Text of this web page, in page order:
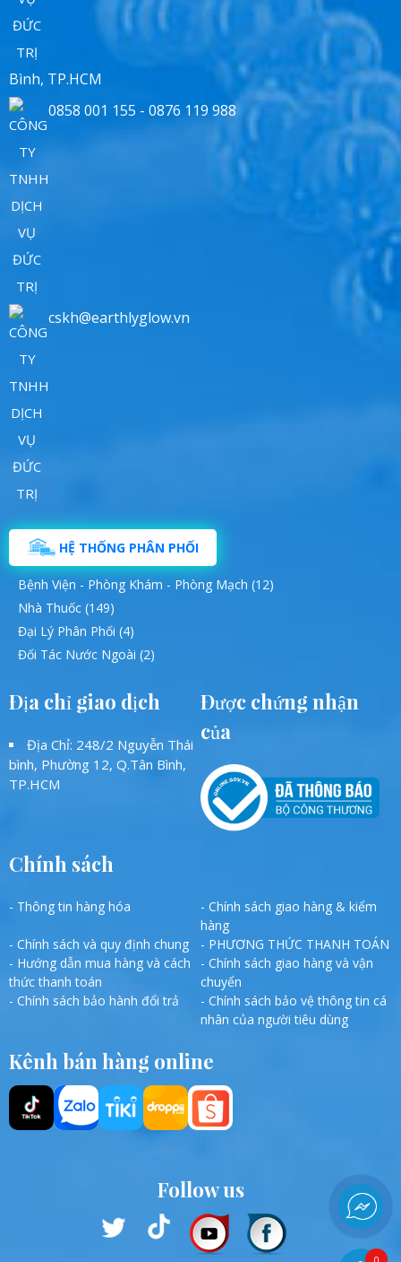
Bình, TP.HCM
0858 001 155 - 0876 119 988
cskh@earthlyglow.vn
HỆ THỐNG PHÂN PHỐI
Bệnh Viện - Phòng Khám - Phòng Mạch (12)
Nhà Thuốc (149)
Đại Lý Phân Phối (4)
Đối Tác Nước Ngoài (2)
Địa chỉ giao dịch
Địa Chỉ: 248/2 Nguyễn Thái
bình, Phường 12, Q.Tân Bình,
TP.HCM
Được chứng nhận
của
Chính sách
- Thông tin hàng hóa
- Chính sách giao hàng & kiểm
hàng
- Chính sách và quy định chung
- PHƯƠNG THỨC THANH TOÁN
- Hướng dẫn mua hàng và cách
thức thanh toán
- Chính sách giao hàng và vận
chuyển
- Chính sách bảo hành đổi trả
- Chính sách bảo vệ thông tin cá
nhân của người tiêu dùng
Kênh bán hàng online
Follow us